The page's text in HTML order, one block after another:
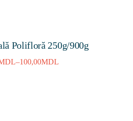
Polifloră 250g/900g
–100,00MDL